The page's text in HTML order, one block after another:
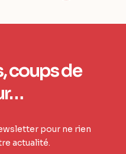
coups de
pour ne rien
actualité.